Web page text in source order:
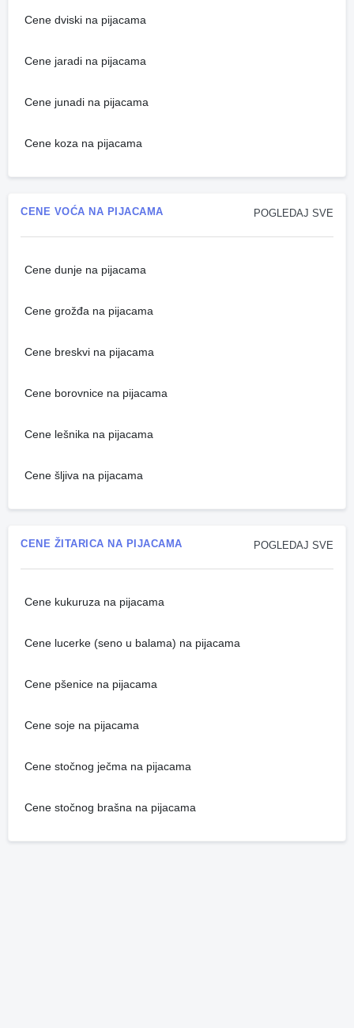
Cene dviski na pijacama
Cene jaradi na pijacama
Cene junadi na pijacama
Cene koza na pijacama
POGLEDAJ SVE
CENE VOĆA NA PIJACAMA
Cene dunje na pijacama
Cene grožđa na pijacama
Cene breskvi na pijacama
Cene borovnice na pijacama
Cene lešnika na pijacama
Cene šljiva na pijacama
POGLEDAJ SVE
CENE ŽITARICA NA PIJACAMA
Cene kukuruza na pijacama
Cene lucerke (seno u balama) na pijacama
Cene pšenice na pijacama
Cene soje na pijacama
Cene stočnog ječma na pijacama
Cene stočnog brašna na pijacama